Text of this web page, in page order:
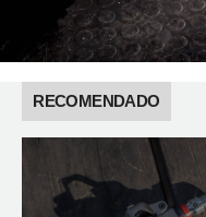
RECOMENDADO